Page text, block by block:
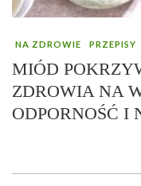
NA ZDROWIE PRZEPISY
MIÓD
ZDROWIA NA
ODPORNOŚĆ I